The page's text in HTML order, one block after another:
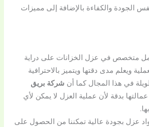
الجودة والكفاءة بالإضافة إلى مميزات
متخصص في عزل الخزانات على دراية
ويعلم مدى دقتها ويتميز بالاحترافية
في هذا المجال كما أن شركة بريق
عمالتها بدقة لأن عملية العزل لا يمكن لأي
عزل بجودة عالية تمكننا من الحصول على